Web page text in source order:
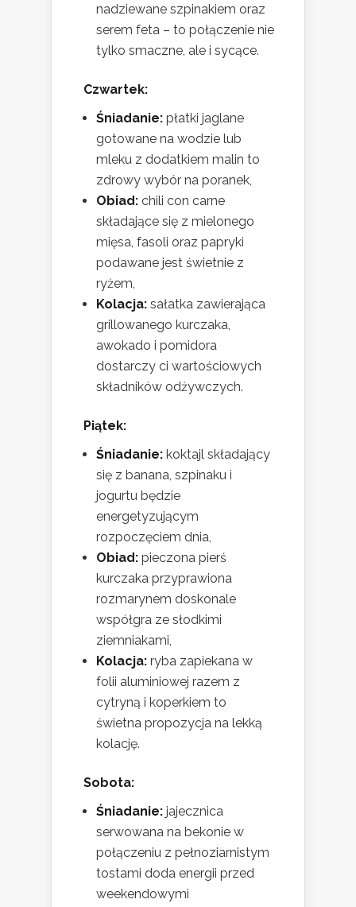
nadziewane szpinakiem oraz
serem feta – to połączenie nie
tylko smaczne, ale i sycące.
Czwartek:
Śniadanie: płatki jaglane
gotowane na wodzie lub
mleku z dodatkiem malin to
zdrowy wybór na poranek,
Obiad: chili con carne
składające się z mielonego
mięsa, fasoli oraz papryki
podawane jest świetnie z
ryżem,
Kolacja: sałatka zawierająca
grillowanego kurczaka,
awokado i pomidora
dostarczy ci wartościowych
składników odżywczych.
Piątek:
Śniadanie: koktajl składający
się z banana, szpinaku i
jogurtu będzie
energetyzującym
rozpoczęciem dnia,
Obiad: pieczona pierś
kurczaka przyprawiona
rozmarynem doskonale
współgra ze słodkimi
ziemniakami,
Kolacja: ryba zapiekana w
folii aluminiowej razem z
cytryną i koperkiem to
świetna propozycja na lekką
kolację.
Sobota:
Śniadanie: jajecznica
serwowana na bekonie w
połączeniu z pełnoziarnistym
tostami doda energii przed
weekendowymi